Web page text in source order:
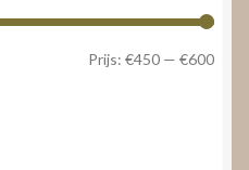
Min.
Max.
Prijs: €450 — €600